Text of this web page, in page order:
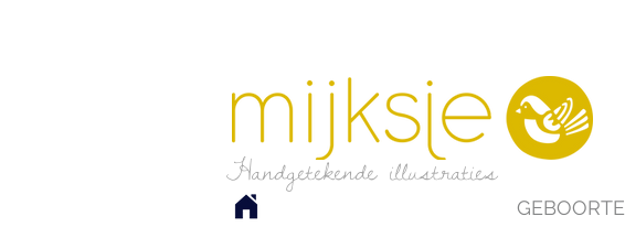
Handgetekende illustraties
GEBOORTE